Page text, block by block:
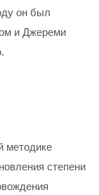
он был
и Джереми
методике
степени